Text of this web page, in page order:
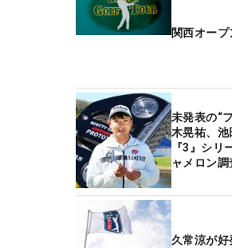
関西オー
未発表の“
木晃祐、池
『3』シリ
ャメロン調
久常涼が